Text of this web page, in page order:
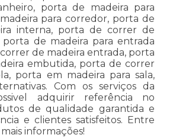
porta de madeira para
para corredor, porta de
interna, porta de correr de
porta de madeira para entrada
de madeira entrada, porta
embutida, porta de correr
porta em madeira para sala,
Com os serviços da
adquirir referência no
de qualidade garantida e
e clientes satisfeitos. Entre
informações!